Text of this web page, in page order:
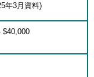
年3月資料)
$40,000